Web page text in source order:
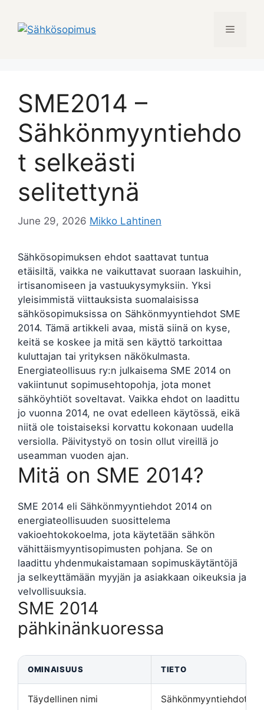
content
Menu
SME2014 –
Sähkönmyyntiehdo
t selkeästi
selitettynä
June 29, 2026 Mikko Lahtinen
Sähkösopimuksen ehdot saattavat tuntua
etäisiltä, vaikka ne vaikuttavat suoraan laskuihin,
irtisanomiseen ja vastuukysymyksiin. Yksi
yleisimmistä viittauksista suomalaisissa
sähkösopimuksissa on Sähkönmyyntiehdot SME
2014. Tämä artikkeli avaa, mistä siinä on kyse,
keitä se koskee ja mitä sen käyttö tarkoittaa
kuluttajan tai yrityksen näkökulmasta.
Energiateollisuus ry:n julkaisema SME 2014 on
vakiintunut sopimusehtopohja, jota monet
sähköyhtiöt soveltavat. Vaikka ehdot on laadittu
jo vuonna 2014, ne ovat edelleen käytössä, eikä
niitä ole toistaiseksi korvattu kokonaan uudella
versiolla. Päivitystyö on tosin ollut vireillä jo
useamman vuoden ajan.
Mitä on SME 2014?
SME 2014 eli Sähkönmyyntiehdot 2014 on
energiateollisuuden suosittelema
vakioehtokokoelma, jota käytetään sähkön
vähittäismyyntisopimusten pohjana. Se on
laadittu yhdenmukaistamaan sopimuskäytäntöjä
ja selkeyttämään myyjän ja asiakkaan oikeuksia ja
velvollisuuksia.
SME 2014
pähkinänkuoressa
OMINAISUUS TIETO
Täydellinen nimi Sähkönmyyntiehdot